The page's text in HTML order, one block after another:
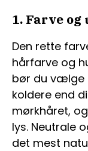
1. Farve
Den rette
hårfarve og
bør du vælge
koldere end
mørkhåret,
lys. Neutrale
det mest